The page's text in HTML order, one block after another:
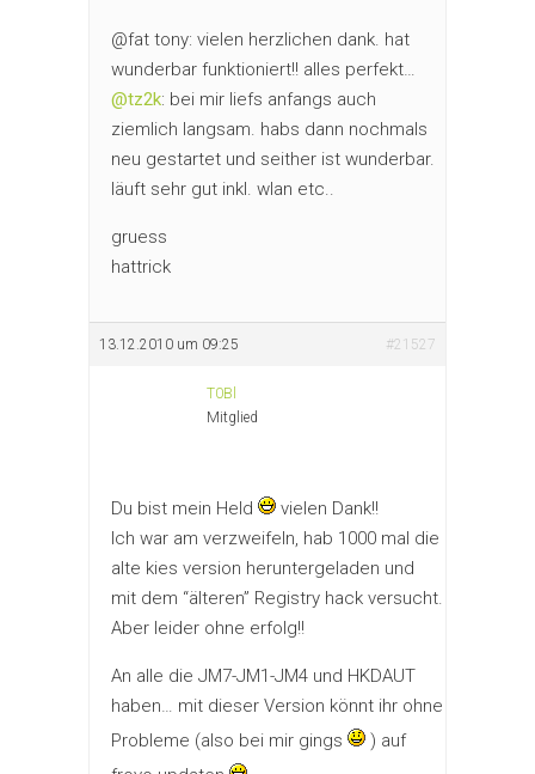
@fat tony: vielen herzlichen dank. hat
wunderbar funktioniert!! alles perfekt…
@tz2k: bei mir liefs anfangs auch
ziemlich langsam. habs dann nochmals
neu gestartet und seither ist wunderbar.
läuft sehr gut inkl. wlan etc..
gruess
hattrick
13.12.2010 um 09:25 #21527
T0Bl
Mitglied
Du bist mein Held
vielen Dank!!
Ich war am verzweifeln, hab 1000 mal die
alte kies version heruntergeladen und
mit dem “älteren” Registry hack versucht.
Aber leider ohne erfolg!!
An alle die JM7-JM1-JM4 und HKDAUT
haben… mit dieser Version könnt ihr ohne
Probleme (also bei mir gings
) auf